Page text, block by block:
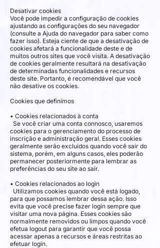
Desativar cookies
Você pode impedir a configuração de cookies
ajustando as configurações do seu navegador
(consulte a Ajuda do navegador para saber como
fazer isso). Esteja ciente de que a desativação de
cookies afetará a funcionalidade deste e de
muitos outros sites que você visita. A desativação
de cookies geralmente resultará na desativação
de determinadas funcionalidades e recursos
deste site. Portanto, é recomendável que você
não desative os cookies.
Cookies que definimos
• Cookies relacionados à conta
Se você criar uma conta connosco, usaremos
cookies para o gerenciamento do processo de
inscrição e administração geral. Esses cookies
geralmente serão excluídos quando você sair do
sistema, porém, em alguns casos, eles poderão
permanecer posteriormente para lembrar as
preferências do seu site ao sair.
• Cookies relacionados ao login
Utilizamos cookies quando você está logado,
para que possamos lembrar dessa ação. Isso
evita que você precise fazer login sempre que
visitar uma nova página. Esses cookies são
normalmente removidos ou limpos quando você
efetua logout para garantir que você possa
acessar apenas a recursos e áreas restritas ao
efetuar login.